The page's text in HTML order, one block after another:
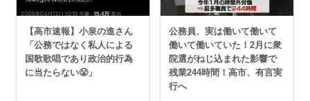
【高市速報】小泉の進さん
「公務ではなく私人による
国歌歌唱であり政治的行為
に当たらない😤」
公務員、実は働いて働いて
働いて働いていた！2月に衆
院選がねじ込まれた影響で
残業244時間！高市、有言実
行へ